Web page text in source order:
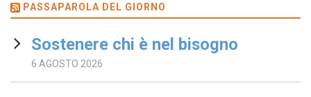
PASSAPAROLA DEL GIORNO
Sostenere chi è nel bisogno
6 AGOSTO 2026